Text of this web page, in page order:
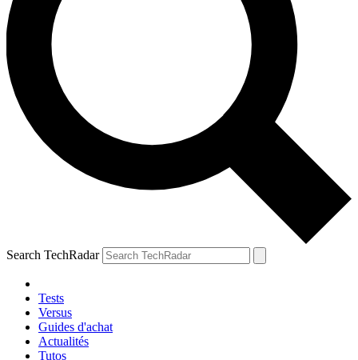
Search TechRadar
Tests
Versus
Guides d'achat
Actualités
Tutos